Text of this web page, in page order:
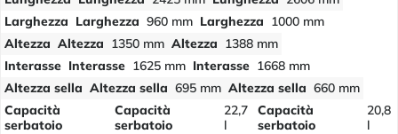
Larghezza Larghezza 960 mm Larghezza 1000 mm
Altezza Altezza 1350 mm Altezza 1388 mm
Interasse Interasse 1625 mm Interasse 1668 mm
Altezza sella Altezza sella 695 mm Altezza sella 660 mm
Capacità
serbatoio
Capacità
serbatoio
22,7
l
Capacità
serbatoio
20,8
l